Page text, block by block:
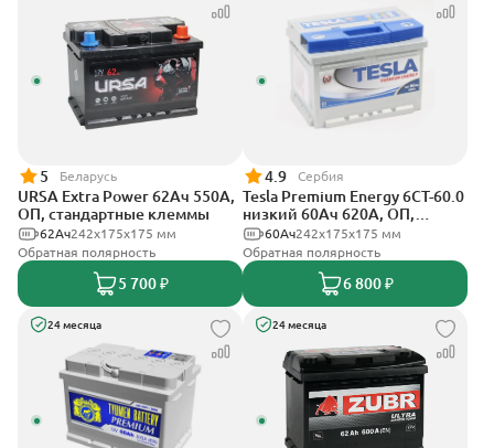
5 Беларусь
URSA Extra Power 62Ач 550А,
ОП, стандартные клеммы
242х175х175 мм
62Ач
Обратная полярность
5 700 ₽
4.9 Сербия
Tesla Premium Energy 6СТ-60.0
низкий 60Ач 620А, ОП,
стандартные клеммы
242х175х175 мм
60Ач
Обратная полярность
6 800 ₽
24 месяца 24 месяца